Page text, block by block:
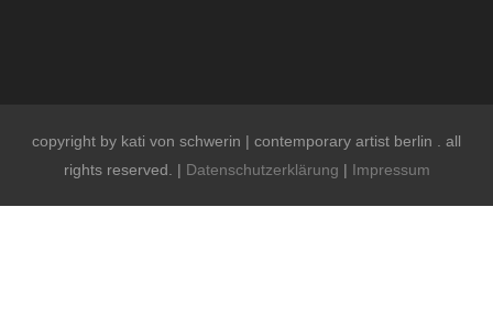
copyright by kati von schwerin | contemporary artist berlin . all
rights reserved. | Datenschutzerklärung | Impressum